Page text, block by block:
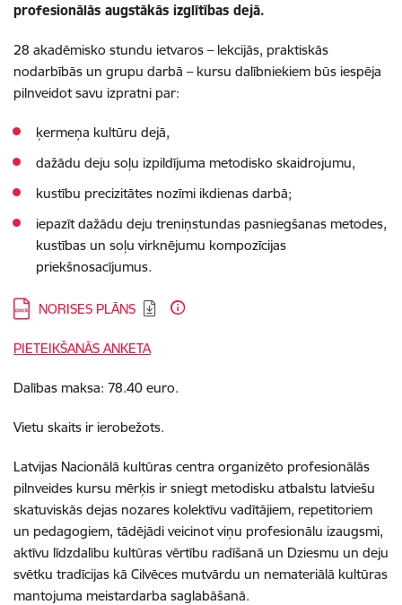
profesionālās augstākās izglītības dejā.
28 akadēmisko stundu ietvaros – lekcijās, praktiskās
nodarbībās un grupu darbā – kursu dalībniekiem būs iespēja
pilnveidot savu izpratni par:
ķermeņa kultūru dejā,
dažādu deju soļu izpildījuma metodisko skaidrojumu,
kustību precizitātes nozīmi ikdienas darbā;
iepazīt dažādu deju treniņstundas pasniegšanas metodes,
kustības un soļu virknējumu kompozīcijas
priekšnosacījumus.
Lejupielādēt:
NORISES PLĀNS
PIETEIKŠANĀS ANKETA
Dalības maksa: 78.40 euro.
Vietu skaits ir ierobežots.
Latvijas Nacionālā kultūras centra organizēto profesionālās
pilnveides kursu mērķis ir sniegt metodisku atbalstu latviešu
skatuviskās dejas nozares kolektīvu vadītājiem, repetitoriem
un pedagogiem, tādējādi veicinot viņu profesionālu izaugsmi,
aktīvu līdzdalību kultūras vērtību radīšanā un Dziesmu un deju
svētku tradīcijas kā Cilvēces mutvārdu un nemateriālā kultūras
mantojuma meistardarba saglabāšanā.